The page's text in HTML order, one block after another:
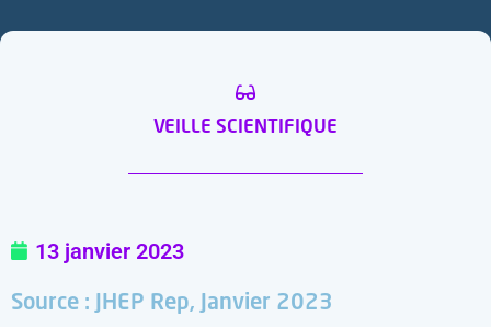
VEILLE SCIENTIFIQUE
13 janvier 2023
Source : JHEP Rep, Janvier 2023